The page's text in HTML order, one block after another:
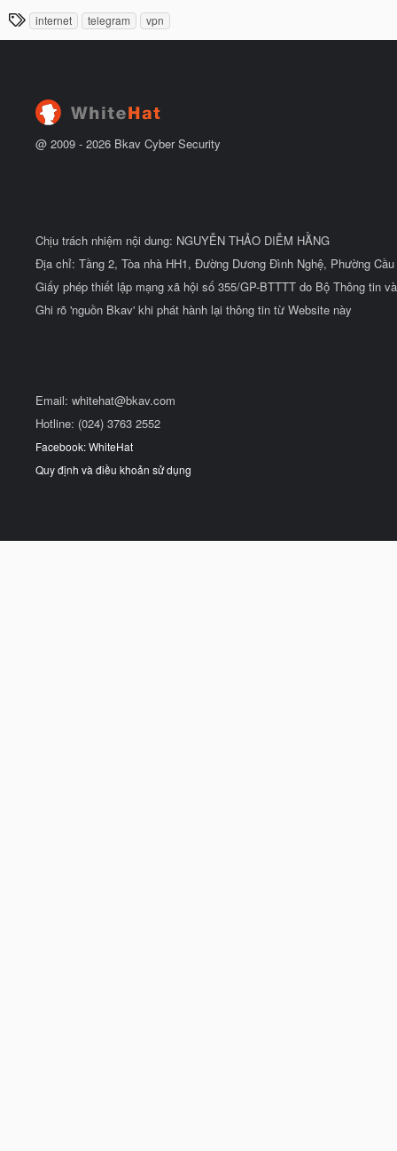
đ
ầ
u
y
u
T
h
internet telegram vpn
@ 2009 - 2026 Bkav Cyber Security
Chịu trách nhiệm nội dung: NGUYỄN THẢO DIỄM HẰNG
Địa chỉ: Tầng 2, Tòa nhà HH1, Đường Dương Đình Nghệ, Phường
Giấy phép thiết lập mạng xã hội số 355/GP-BTTTT do Bộ Thông tin
Ghi rõ 'nguồn Bkav' khi phát hành lại thông tin từ Website này
Email: whitehat@bkav.com
Hotline: (024) 3763 2552
Facebook: WhiteHat
Quy định và điều khoản sử dụng